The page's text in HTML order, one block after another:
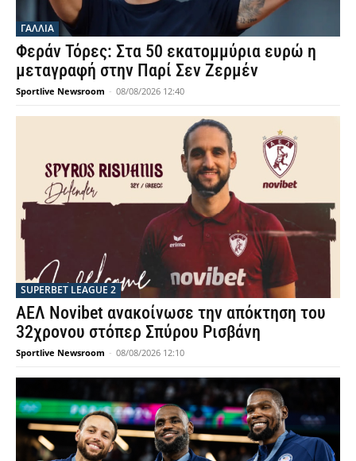
ΓΑΛΛΙΑ
Φεράν Τόρες: Στα 50 εκατομμύρια ευρώ η
μεταγραφή στην Παρί Σεν Ζερμέν
Sportlive Newsroom - 08/08/2026 12:40
SUPERBET LEAGUE 2
ΑΕΛ Novibet ανακοίνωσε την απόκτηση του
32χρονου στόπερ Σπύρου Ρισβάνη
Sportlive Newsroom - 08/08/2026 12:10